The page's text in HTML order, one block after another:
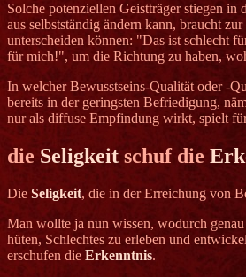
Solche potenziellen Geistträger stiegen in
aus selbstständig ändern kann, braucht
unterscheiden können: "Das ist schlecht
für mich!", um die Richtung zu haben,
In welcher Bewusstseins-Qualität oder -
bereits in der geringsten Befriedigung,
nur als diffuse Empfindung wirkt, spielt
die Seligkeit schuf die
Die Seligkeit, die in der Erreichung von
Man wollte ja nun wissen, wodurch
hüten, Schlechtes zu erleben und
erschufen die Erkenntnis.